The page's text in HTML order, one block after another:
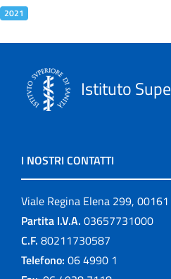
2021
Istituto
I NOSTRI CONTATTI
Viale Regina Elena 299,
Partita I.V.A. 03657731000
C.F. 80211730587
Telefono: 06 4990 1